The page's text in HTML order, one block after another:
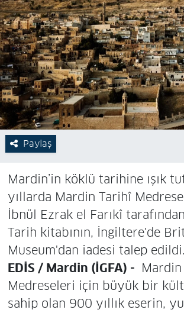
Paylaş
Mardin’in köklü tarihine ışık
yıllarda Mardin Tarihî
İbnül Ezrak el Farıkî
Tarih kitabının, İngiltere'de
Museum'dan iadesi talep edildi.
EDİS / Mardin (İGFA) -
Medreseleri için büyük bir
sahip olan 900 yıllık eserin,